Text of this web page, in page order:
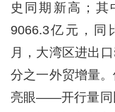
史同期新高；其
9066.3亿元，同
月，大湾区进出
分之一外贸增量
亮眼——开行量同